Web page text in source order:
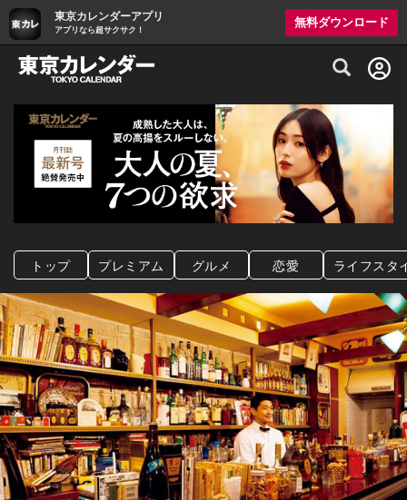
東京カレンダーアプリ
アプリなら超サクサク！
無料ダウンロード
グルメ情報・プレミアムレストラン予約
トップ プレミアム グルメ 恋愛 ライフスタ